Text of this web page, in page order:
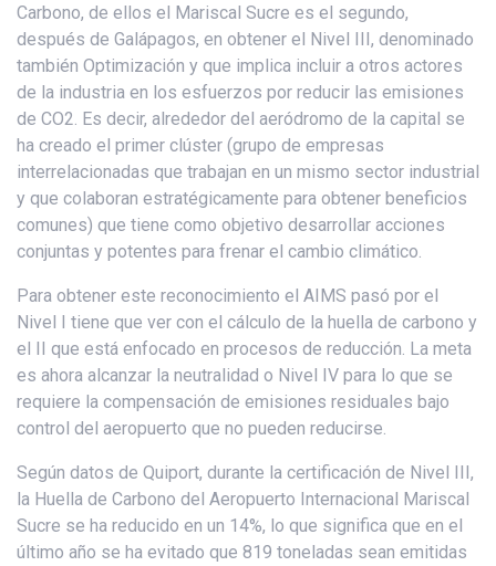
Carbono, de ellos el Mariscal Sucre es el segundo,
después de Galápagos, en obtener el Nivel III, denominado
también Optimización y que implica incluir a otros actores
de la industria en los esfuerzos por reducir las emisiones
de CO2. Es decir, alrededor del aeródromo de la capital se
ha creado el primer clúster (grupo de empresas
interrelacionadas que trabajan en un mismo sector industrial
y que colaboran estratégicamente para obtener beneficios
comunes) que tiene como objetivo desarrollar acciones
conjuntas y potentes para frenar el cambio climático.
Para obtener este reconocimiento el AIMS pasó por el
Nivel I tiene que ver con el cálculo de la huella de carbono y
el II que está enfocado en procesos de reducción. La meta
es ahora alcanzar la neutralidad o Nivel IV para lo que se
requiere la compensación de emisiones residuales bajo
control del aeropuerto que no pueden reducirse.
Según datos de Quiport, durante la certificación de Nivel III,
la Huella de Carbono del Aeropuerto Internacional Mariscal
Sucre se ha reducido en un 14%, lo que significa que en el
último año se ha evitado que 819 toneladas sean emitidas